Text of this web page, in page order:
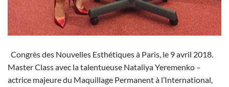
Congrès des Nouvelles Esthétiques à Paris, le 9 avril 2018.
Master Class avec la talentueuse Nataliya Yeremenko –
actrice majeure du Maquillage Permanent à l’International,